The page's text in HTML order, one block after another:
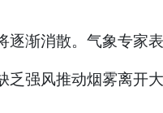
渐消散。气象专家
强风推动烟雾离开